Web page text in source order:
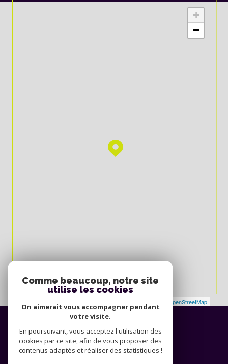
+
−
© OpenStreetMap
Espace
PROPRIÉTAIRE
Se connecter
Comme beaucoup, notre site
utilise les cookies
On aimerait vous accompagner pendant
votre visite.
En poursuivant, vous acceptez l'utilisation des
cookies par ce site, afin de vous proposer des
contenus adaptés et réaliser des statistiques !